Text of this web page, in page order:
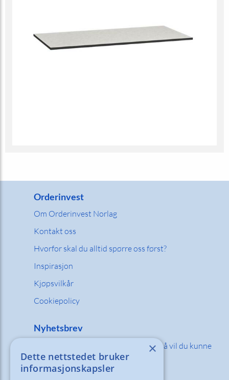
Orderinvest
Om Orderinvest Norlag
Kontakt oss
Hvorfor skal du alltid spørre oss først?
Inspirasjon
Kjøpsvilkår
Cookiepolicy
Nyhetsbrev
Fyll inn din e-post adresse nedenfor så vil du kunne
motta våre nyheter og tilbud!
×
Dette nettstedet bruker
informasjonskapsler